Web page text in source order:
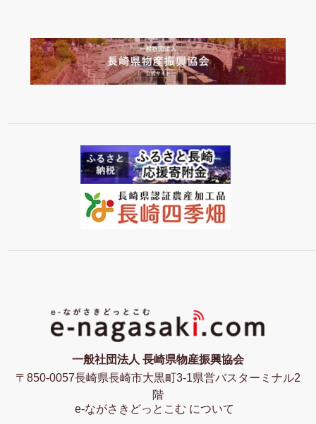
一般社団法人 長崎県物産振興協会
〒850-0057長崎県長崎市大黒町3-1県営バスターミナル2
階
e-ながさきどっとこむ について